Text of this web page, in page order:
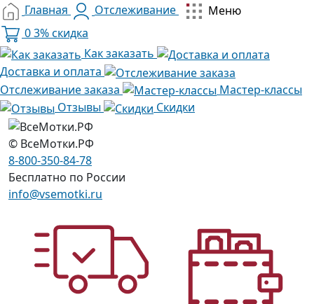
Главная
Отслеживание
Меню
03% скидка
Как заказать
Доставка и оплата
Отслеживание заказа
Мастер-классы
Отзывы
Скидки
© ВсеМотки.РФ
8-800-350-84-78
Бесплатно по России
info@vsemotki.ru